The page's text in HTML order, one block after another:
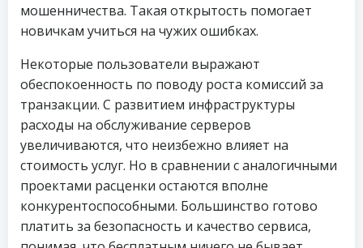
мошенничества. Такая открытость помогает
новичкам учиться на чужих ошибках.
Некоторые пользователи выражают
обеспокоенность по поводу роста комиссий за
транзакции. С развитием инфраструктуры
расходы на обслуживание серверов
увеличиваются, что неизбежно влияет на
стоимость услуг. Но в сравнении с аналогичными
проектами расценки остаются вполне
конкурентоспособными. Большинство готово
платить за безопасность и качество сервиса,